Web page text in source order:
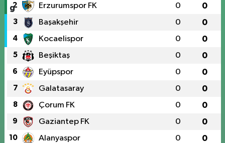
2 Erzurumspor FK 0 0
3 Başakşehir 0 0
4 Kocaelispor 0 0
5 Beşiktaş 0 0
6 Eyüpspor 0 0
7 Galatasaray 0 0
8 Çorum FK 0 0
9 Gaziantep FK 0 0
10 Alanyaspor 0 0